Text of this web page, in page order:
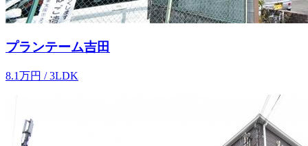
プランテーム吉田
8.1万円 / 3LDK